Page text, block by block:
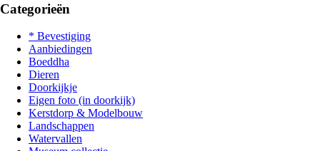
Categorieën
* Bevestiging
Aanbiedingen
Boeddha
Dieren
Doorkijkje
Eigen foto (in doorkijk)
Kerstdorp & Modelbouw
Landschappen
Watervallen